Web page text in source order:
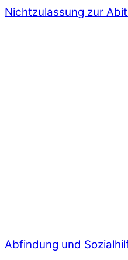
Nichtzulassung zur
Abfindung und